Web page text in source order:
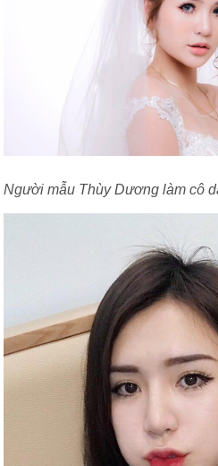
Người mẫu Thùy Dương làm cô